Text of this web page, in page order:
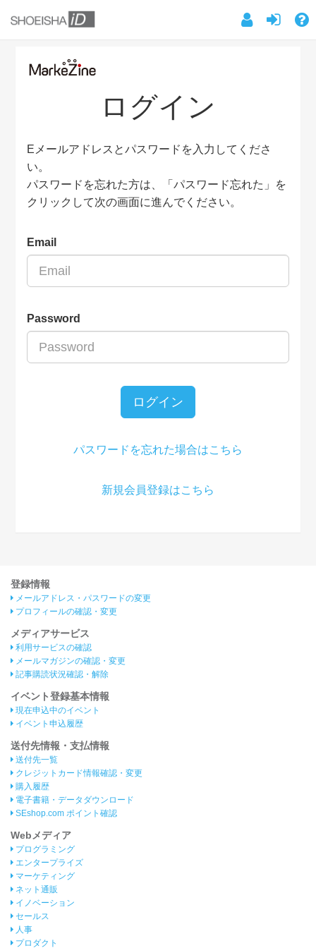
ログイン
Eメールアドレスとパスワードを入力してくださ
い。
パスワードを忘れた方は、「パスワード忘れた」を
クリックして次の画面に進んでください。
Email
Password
ログイン
パスワードを忘れた場合はこちら
新規会員登録はこちら
登録情報
メールアドレス・パスワードの変更
プロフィールの確認・変更
メディアサービス
利用サービスの確認
メールマガジンの確認・変更
記事購読状況確認・解除
イベント登録基本情報
現在申込中のイベント
イベント申込履歴
送付先情報・支払情報
送付先一覧
クレジットカード情報確認・変更
購入履歴
電子書籍・データダウンロード
SEshop.com ポイント確認
Webメディア
プログラミング
エンタープライズ
マーケティング
ネット通販
イノベーション
セールス
人事
プロダクト